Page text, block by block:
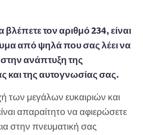
βλέπετε τον αριθμό 234, είναι
από ψηλά που σας λέει να
στην ανάπτυξη της
και της αυτογνωσίας σας.
των μεγάλων ευκαιριών και
απαραίτητο να αφιερώσετε
στην πνευματική σας